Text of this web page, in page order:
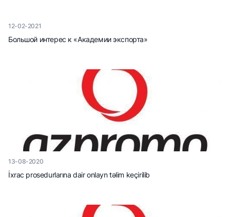
12-02-2021
Большой интерес к «Академии экспорта»
13-08-2020
İxrac prosedurlarına dair onlayn təlim keçirilib